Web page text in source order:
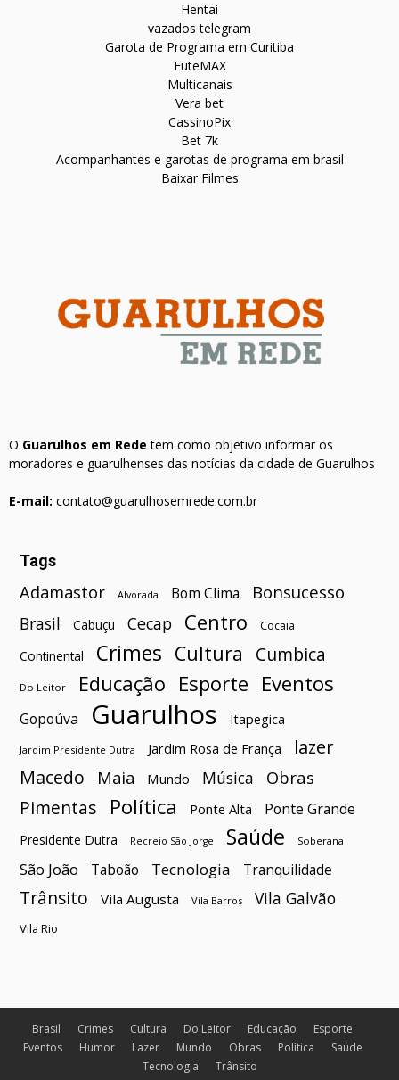
Hentai
vazados telegram
Garota de Programa em Curitiba
FuteMAX
Multicanais
Vera bet
CassinoPix
Bet 7k
Acompanhantes e garotas de programa em brasil
Baixar Filmes
O Guarulhos em Rede tem como objetivo informar os
moradores e guarulhenses das notícias da cidade de Guarulhos
E-mail: contato@guarulhosemrede.com.br
Tags
Adamastor Alvorada Bom Clima Bonsucesso
Brasil Cabuçu Cecap Centro Cocaia
Continental Crimes Cultura Cumbica
Do Leitor Educação Esporte Eventos
Gopoúva Guarulhos Itapegica
Jardim Presidente Dutra Jardim Rosa de França
lazer
Macedo
Maia Mundo Música Obras
Pimentas Política Ponte Alta Ponte Grande
Presidente Dutra Recreio São Jorge Saúde Soberana
São João Taboão Tecnologia Tranquilidade
Trânsito Vila Augusta Vila Barros Vila Galvão
Vila Rio
Brasil Crimes Cultura Do Leitor Educação
Esporte
Eventos
Humor Lazer Mundo Obras Política
Saúde
Tecnologia
Trânsito